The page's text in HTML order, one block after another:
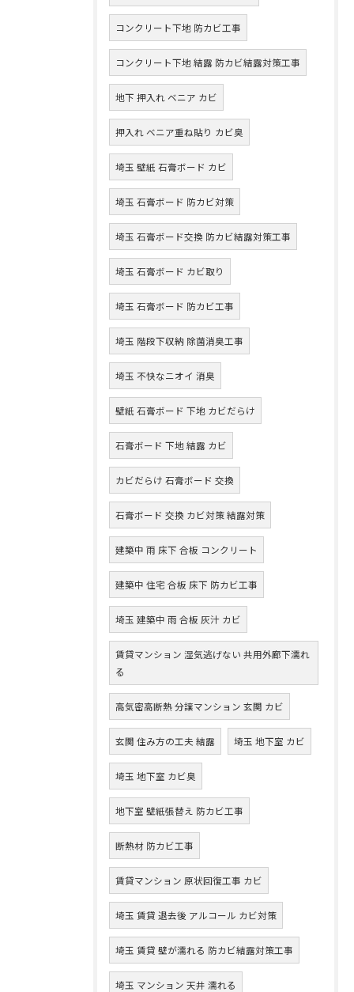
コンクリート下地 防カビ工事
コンクリート下地 結露 防カビ結露対策工事
地下 押入れ ベニア カビ
押入れ ベニア重ね貼り カビ臭
埼玉 壁紙 石膏ボード カビ
埼玉 石膏ボード 防カビ対策
埼玉 石膏ボード交換 防カビ結露対策工事
埼玉 石膏ボード カビ取り
埼玉 石膏ボード 防カビ工事
埼玉 階段下収納 除菌消臭工事
埼玉 不快なニオイ 消臭
壁紙 石膏ボード 下地 カビだらけ
石膏ボード 下地 結露 カビ
カビだらけ 石膏ボード 交換
石膏ボード 交換 カビ対策 結露対策
建築中 雨 床下 合板 コンクリート
建築中 住宅 合板 床下 防カビ工事
埼玉 建築中 雨 合板 灰汁 カビ
賃貸マンション 湿気逃げない 共用外廊下濡れ
る
高気密高断熱 分譲マンション 玄関 カビ
玄関 住み方の工夫 結露 埼玉 地下室 カビ
埼玉 地下室 カビ臭
地下室 壁紙張替え 防カビ工事
断熱材 防カビ工事
賃貸マンション 原状回復工事 カビ
埼玉 賃貸 退去後 アルコール カビ対策
埼玉 賃貸 壁が濡れる 防カビ結露対策工事
埼玉 マンション 天井 濡れる